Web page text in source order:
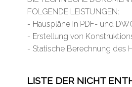
FOLGENDE LEISTUNGEN:
- Hauspläne in PDF- und
- Erstellung von
- Statische Berechnung des
LISTE DER NICHT